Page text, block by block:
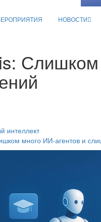
НОВОСТИ
интеллект
много ИИ-агентов и